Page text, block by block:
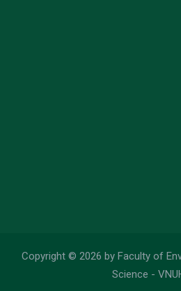
Copyright © 2026 by Faculty of
Science -